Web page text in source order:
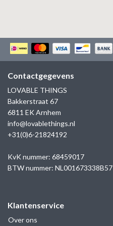
KAPTEN & SON
Contactgegevens
LOVABLE THINGS
Bakkerstraat 67
6811 EK Arnhem
info@lovablethings.nl
+31(0)6-21824192
KvK nummer: 68459017
BTW nummer: NL001673338B57
Klantenservice
Over ons